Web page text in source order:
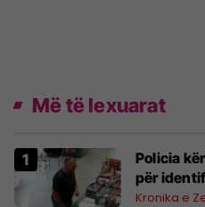
Më të lexuarat
Policia
për
Kronika e